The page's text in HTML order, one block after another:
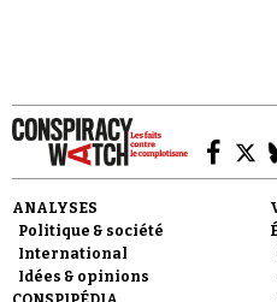
ANALYSES
Politique & société
International
Idées & opinions